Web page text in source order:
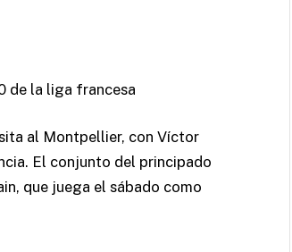
de la liga francesa
al Montpellier, con Víctor
El conjunto del principado
que juega el sábado como